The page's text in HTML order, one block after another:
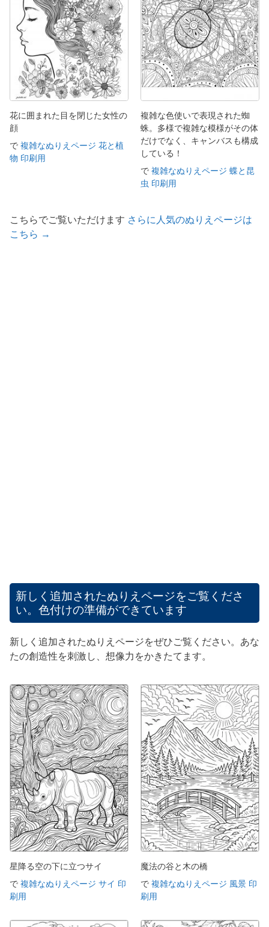
花に囲まれた目を閉じた女性の
顔
で 複雑なぬりえページ 花と植
物 印刷用
複雑な色使いで表現された蜘
蛛。多様で複雑な模様がその体
だけでなく、キャンバスも構成
している！
で 複雑なぬりえページ 蝶と昆
虫 印刷用
こちらでご覧いただけます さらに人気のぬりえページは
こちら →
新しく追加されたぬりえページをご覧くださ
い。色付けの準備ができています
新しく追加されたぬりえページをぜひご覧ください。あな
たの創造性を刺激し、想像力をかきたてます。
星降る空の下に立つサイ
で 複雑なぬりえページ サイ 印
刷用
魔法の谷と木の橋
で 複雑なぬりえページ 風景 印
刷用